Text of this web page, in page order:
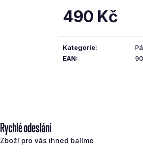
490 Kč
cena:
Kategorie:
EAN:
Rychlé odeslání
Zboží pro vás ihned balíme